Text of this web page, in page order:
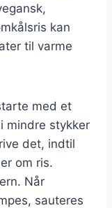
kan
til varme
med et
mindre stykker
det, indtil
om ris.
Når
sauteres